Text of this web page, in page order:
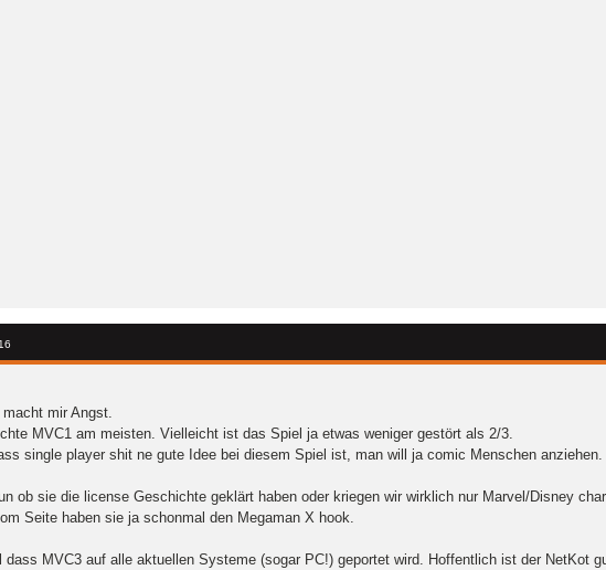
mir Angst.
MVC1 am meisten. Vielleicht ist das Spiel ja etwas weniger gestört als 2/3.
single player shit ne gute Idee bei diesem Spiel ist, man will ja comic Menschen anziehen.
ob sie die license Geschichte geklärt haben oder kriegen wir wirklich nur Marvel/Disney
Seite haben sie ja schonmal den Megaman X hook.
dass MVC3 auf alle aktuellen Systeme (sogar PC!) geportet wird. Hoffentlich ist der NetKot